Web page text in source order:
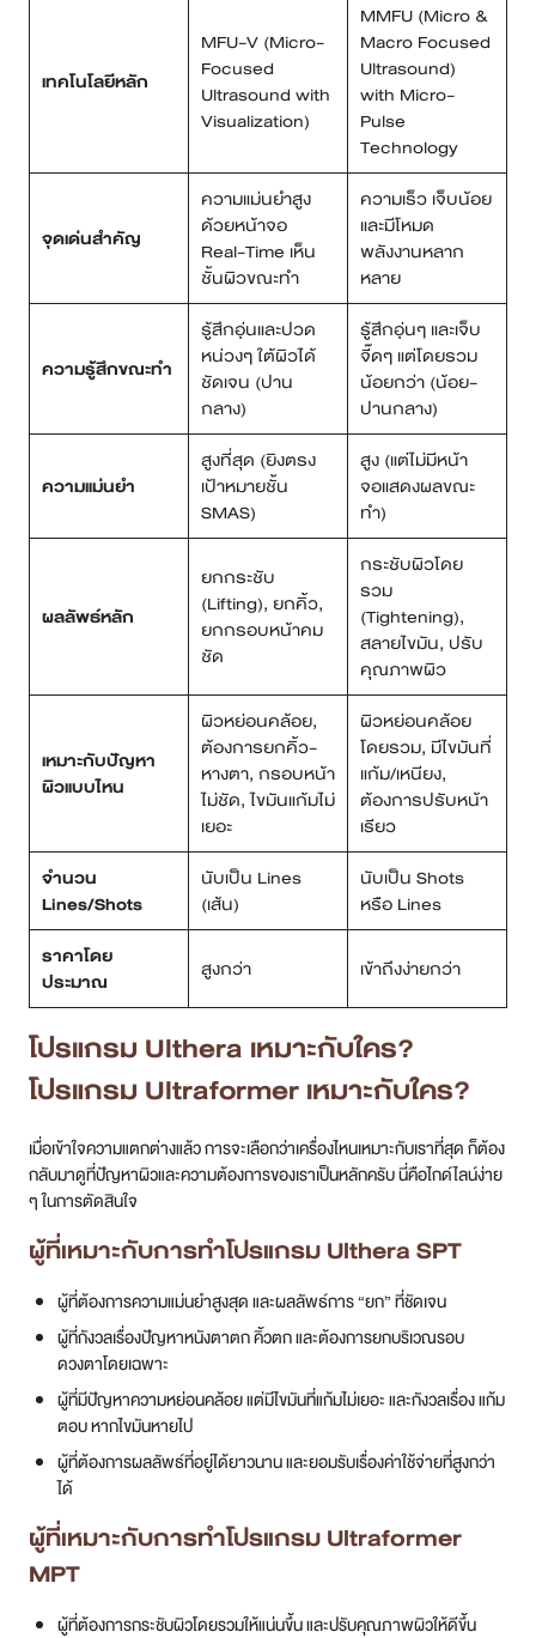
เทคโนโลยีหลัก
MFU-V (Micro-
Focused
Ultrasound with
Visualization)
MMFU (Micro &
Macro Focused
Ultrasound)
with Micro-
Pulse
Technology
จุดเด่นสำคัญ
ความแม่นยำสูง
ด้วยหน้าจอ
Real-Time เห็น
ชั้นผิวขณะทำ
ความเร็ว เจ็บน้อย
และมีโหมด
พลังงานหลาก
หลาย
ความรู้สึกขณะทำ
รู้สึกอุ่นและปวด
หน่วงๆ ใต้ผิวได้
ชัดเจน (ปาน
กลาง)
รู้สึกอุ่นๆ และเจ็บ
จี๊ดๆ แต่โดยรวม
น้อยกว่า (น้อย-
ปานกลาง)
ความแม่นยำ
สูงที่สุด (ยิงตรง
เป้าหมายชั้น
SMAS)
สูง (แต่ไม่มีหน้า
จอแสดงผลขณะ
ทำ)
ผลลัพธ์หลัก
ยกกระชับ
(Lifting), ยกคิ้ว,
ยกกรอบหน้าคม
ชัด
กระชับผิวโดย
รวม
(Tightening),
สลายไขมัน, ปรับ
คุณภาพผิว
เหมาะกับปัญหา
ผิวแบบไหน
ผิวหย่อนคล้อย,
ต้องการยกคิ้ว-
หางตา, กรอบหน้า
ไม่ชัด, ไขมันแก้มไม่
เยอะ
ผิวหย่อนคล้อย
โดยรวม, มีไขมันที่
แก้ม/เหนียง,
ต้องการปรับหน้า
เรียว
จำนวน
Lines/Shots
นับเป็น Lines
(เส้น)
นับเป็น Shots
หรือ Lines
ราคาโดย
ประมาณ
สูงกว่า เข้าถึงง่ายกว่า
โปรแกรม Ulthera เหมาะกับใคร?
โปรแกรม Ultraformer เหมาะกับใคร?
เมื่อเข้าใจความแตกต่างแล้ว การจะเลือกว่าเครื่องไหนเหมาะกับเราที่สุด ก็ต้อง
กลับมาดูที่ปัญหาผิวและความต้องการของเราเป็นหลักครับ นี่คือไกด์ไลน์ง่าย
ๆ ในการตัดสินใจ
ผู้ที่เหมาะกับการทำโปรแกรม Ulthera SPT
ผู้ที่ต้องการความแม่นยำสูงสุด และผลลัพธ์การ “ยก” ที่ชัดเจน
ผู้ที่กังวลเรื่องปัญหาหนังตาตก คิ้วตก และต้องการยกบริเวณรอบ
ดวงตาโดยเฉพาะ
ผู้ที่มีปัญหาความหย่อนคล้อย แต่มีไขมันที่แก้มไม่เยอะ และกังวลเรื่อง แก้ม
ตอบ หากไขมันหายไป
ผู้ที่ต้องการผลลัพธ์ที่อยู่ได้ยาวนาน และยอมรับเรื่องค่าใช้จ่ายที่สูงกว่า
ได้
ผู้ที่เหมาะกับการทำโปรแกรม Ultraformer
MPT
ผู้ที่ต้องการกระชับผิวโดยรวมให้แน่นขึ้น และปรับคุณภาพผิวให้ดีขึ้น